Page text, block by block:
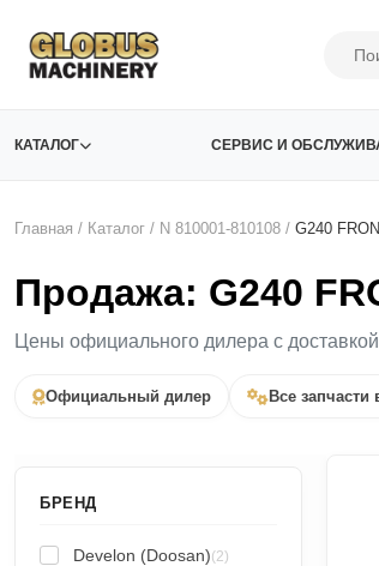
КАТАЛОГ СЕРВИС И
Главная / Каталог / N 810001-810108 / G240
Продажа: G240
Цены официального дилера с
Официальный дилер Все запчасти
БРЕНД
Develon (Doosan)(2)